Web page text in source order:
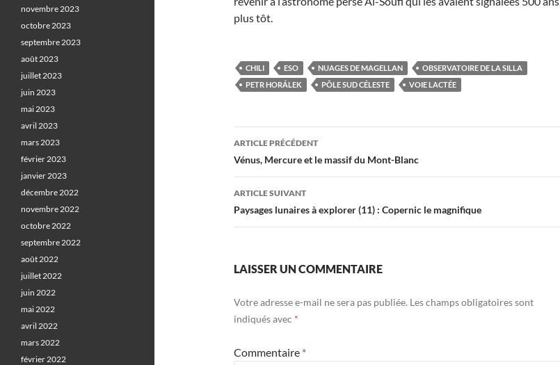
plus tôt.
CHILI ESO NUAGES DE MAGELLAN
OBSERVATOIRE DE LA SILLA
PETR HORÁLEK
PÔLE SUD CÉLESTE VOIE LACTÉE
Navigation
des
articles
ARTICLE PRÉCÉDENT
Vénus, Mercure et le massif du Mont-Blanc
ARTICLE SUIVANT
Paysages lunaires à explorer (11) : Copernic le magnifique
LAISSER UN COMMENTAIRE
Votre adresse e-mail ne sera pas publiée. Les champs obligatoires sont
indiqués avec *
Commentaire *
novembre 2023
octobre 2023
septembre 2023
août 2023
juillet 2023
juin 2023
mai 2023
avril 2023
mars 2023
février 2023
janvier 2023
décembre 2022
novembre 2022
octobre 2022
septembre 2022
août 2022
juillet 2022
juin 2022
mai 2022
avril 2022
mars 2022
février 2022